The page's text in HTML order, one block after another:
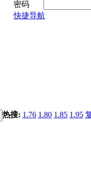
密码
快捷导航
热搜: 1.76 1.80 1.85 1.95